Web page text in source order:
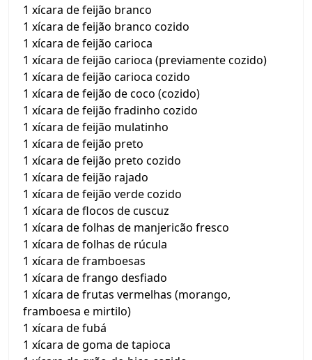
1 xícara de feijão branco
1 xícara de feijão branco cozido
1 xícara de feijão carioca
1 xícara de feijão carioca (previamente cozido)
1 xícara de feijão carioca cozido
1 xícara de feijão de coco (cozido)
1 xícara de feijão fradinho cozido
1 xícara de feijão mulatinho
1 xícara de feijão preto
1 xícara de feijão preto cozido
1 xícara de feijão rajado
1 xícara de feijão verde cozido
1 xícara de flocos de cuscuz
1 xícara de folhas de manjericão fresco
1 xícara de folhas de rúcula
1 xícara de framboesas
1 xícara de frango desfiado
1 xícara de frutas vermelhas (morango,
framboesa e mirtilo)
1 xícara de fubá
1 xícara de goma de tapioca